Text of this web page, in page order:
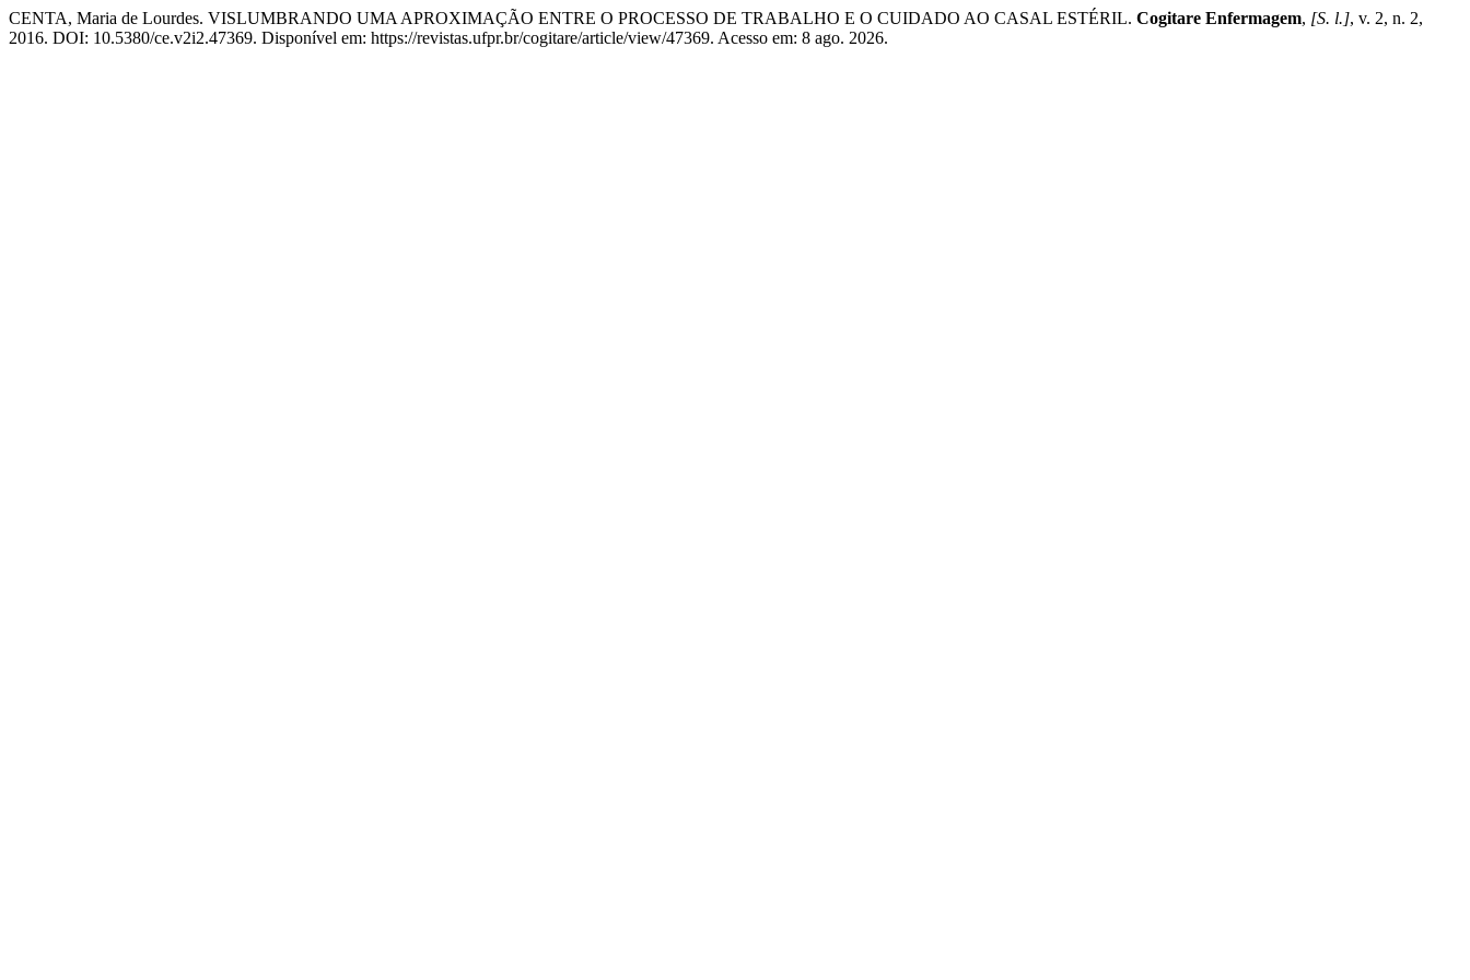
CENTA, Maria de Lourdes. VISLUMBRANDO UMA APROXIMAÇÃO ENTRE O PROCESSO DE TRABALHO E O CUIDADO AO CASAL ESTÉRIL. Cogitare Enfermagem, [S. l.], v. 2, n. 2,
2016. DOI: 10.5380/ce.v2i2.47369. Disponível em: https://revistas.ufpr.br/cogitare/article/view/47369. Acesso em: 8 ago. 2026.